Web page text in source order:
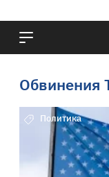
Обвинения
Политика